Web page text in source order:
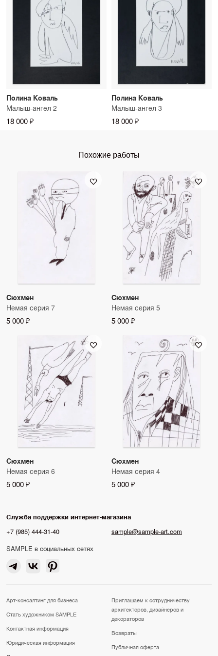
Полина Коваль
Малыш-ангел 2
18 000 ₽
Полина Коваль
Малыш-ангел 3
18 000 ₽
Похожие работы
Сюхмен
Немая серия 7
5 000 ₽
Сюхмен
Немая серия 5
5 000 ₽
Сюхмен
Немая серия 6
5 000 ₽
Сюхмен
Немая серия 4
5 000 ₽
Служба поддержки интернет-магазина
+7 (985) 444-31-40
sample@sample-art.com
SAMPLE в социальных сетях
Арт-консалтинг для бизнеса
Стать художником SAMPLE
Контактная информация
Юридическая информация
Приглашаем к сотрудничеству
архитекторов, дизайнеров и
декораторов
Возвраты
Публичная оферта